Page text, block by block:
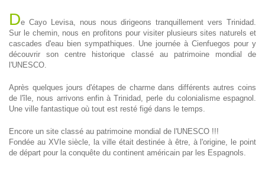
De Cayo Levisa, nous nous dirigeons tranquillement vers Trinidad.
Sur le chemin, nous en profitons pour visiter plusieurs sites naturels et
cascades d'eau bien sympathiques. Une journée à Cienfuegos pour y
découvrir son centre historique classé au patrimoine mondial de
l'UNESCO.
Après quelques jours d'étapes de charme dans différents autres coins
de l'île, nous arrivons enfin à Trinidad, perle du colonialisme espagnol.
Une ville fantastique où tout est resté figé dans le temps.
Encore un site classé au patrimoine mondial de l'UNESCO !!!
Fondée au XVIe siècle, la ville était destinée à être, à l'origine, le point
de départ pour la conquête du continent américain par les Espagnols.